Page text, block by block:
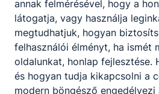
tartozó személy
munkacsoport
gondozási terv
foglalkozások
lebonyolításában,
adminisztrációs
annak felmérésével, hogy a
látogatja, vagy használja
megtudhatjuk, hogyan
felhasználói élményt, ha ismét
oldalunkat, honlap fejlesztése.
és hogyan tudja kikapcsolni a
modern böngésző